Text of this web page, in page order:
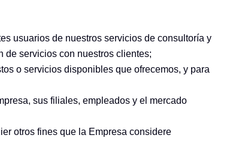
usuarios de nuestros servicios de consultoría y
de servicios con nuestros clientes;
o servicios disponibles que ofrecemos, y para
sus filiales, empleados y el mercado
otros fines que la Empresa considere